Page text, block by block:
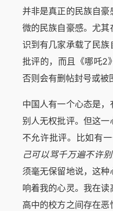
并非是真正的民族自
微的民族自豪感。尤
识到有几家承载了民
批评的，而且《哪吒2
否则会有删帖封号或被
中国人有一个心态是，
别人无权批评。但这
不允许批评。比如有
己可以骂千万遍不许
须毫无保留地说，这
响着我的心灵。我在
高中的校方之间存在